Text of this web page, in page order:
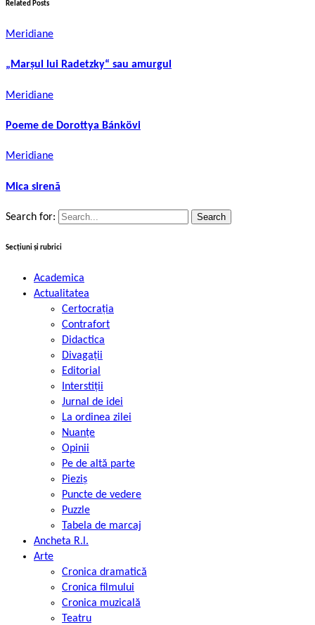
Related Posts
Meridiane
„Marşul lui Radetzky“ sau amurgul
Meridiane
Poeme de Dorottya Bánkövi
Meridiane
Mica sirenă
Search for:
Secțiuni și rubrici
Academica
Actualitatea
Certocrația
Contrafort
Didactica
Divagații
Editorial
Interstiții
Jurnal de idei
La ordinea zilei
Nuanțe
Opinii
Pe de altă parte
Pieziș
Puncte de vedere
Puzzle
Tabela de marcaj
Ancheta R.l.
Arte
Cronica dramatică
Cronica filmului
Cronica muzicală
Teatru